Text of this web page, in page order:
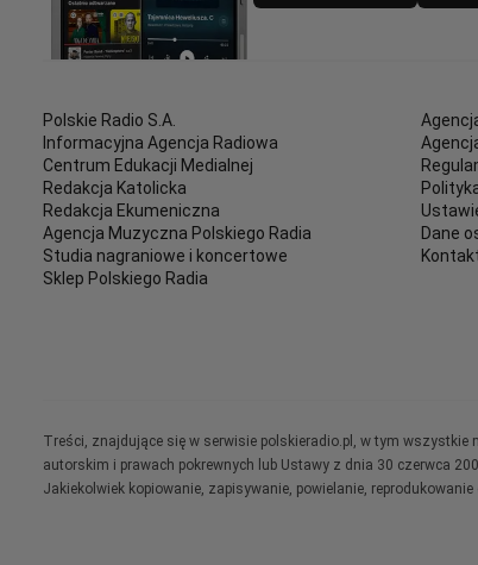
Polskie Radio S.A.
Informacyjna Agencja Radiowa
Centrum Edukacji Medialnej
Redakcja Katolicka
Redakcja Ekumeniczna
Agencja Muzyczna Polskiego Radia
Studia nagraniowe i koncertowe
Sklep Polskiego Radia
Dane
Treści, znajdujące się w serwisie polskieradio.pl, w tym
autorskim i prawach pokrewnych lub Ustawy z dnia 30 czerwca
Jakiekolwiek kopiowanie, zapisywanie, powielanie,